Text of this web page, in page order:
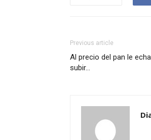
Previous article
Al precio del pan le
subir…